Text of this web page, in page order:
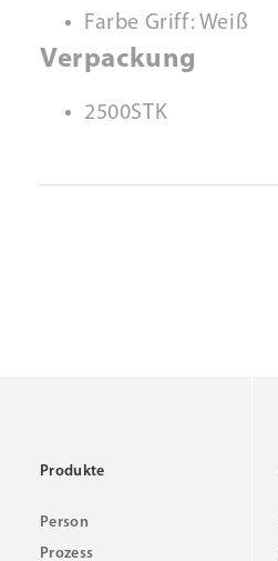
Farbe Griff: Weiß
Verpackung
2500STK
Produkte
Person
Prozess